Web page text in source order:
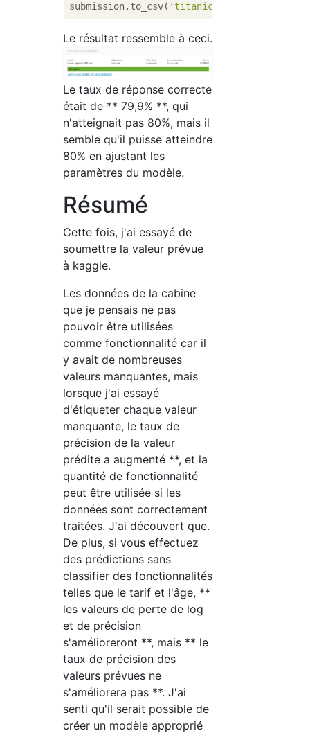
submission.to_csv( 'titanic_xgboost.csv'
Le résultat ressemble à ceci.
Le taux de réponse correcte
était de ** 79,9% **, qui
n'atteignait pas 80%, mais il
semble qu'il puisse atteindre
80% en ajustant les
paramètres du modèle.
Résumé
Cette fois, j'ai essayé de
soumettre la valeur prévue
à kaggle.
Les données de la cabine
que je pensais ne pas
pouvoir être utilisées
comme fonctionnalité car il
y avait de nombreuses
valeurs manquantes, mais
lorsque j'ai essayé
d'étiqueter chaque valeur
manquante, le taux de
précision de la valeur
prédite a augmenté **, et la
quantité de fonctionnalité
peut être utilisée si les
données sont correctement
traitées. J'ai découvert que.
De plus, si vous effectuez
des prédictions sans
classifier des fonctionnalités
telles que le tarif et l'âge, **
les valeurs de perte de log
et de précision
s'amélioreront **, mais ** le
taux de précision des
valeurs prévues ne
s'améliorera pas **. J'ai
senti qu'il serait possible de
créer un modèle approprié